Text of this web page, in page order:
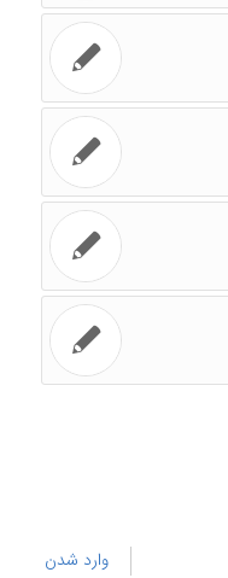
وارد شدن